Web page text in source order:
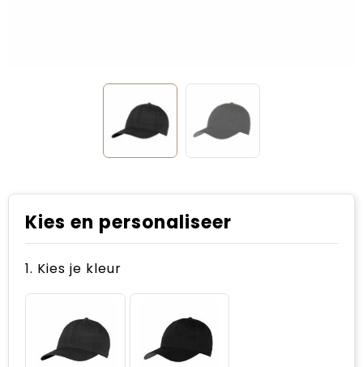
Kies en personaliseer
1. Kies je kleur